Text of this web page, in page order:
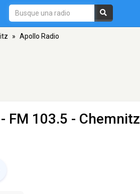
» Apollo Radio
- FM 103.5 - Chemnitz